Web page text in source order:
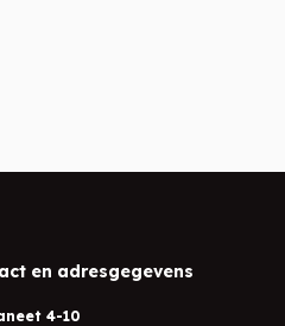
en adresgegevens
4-10